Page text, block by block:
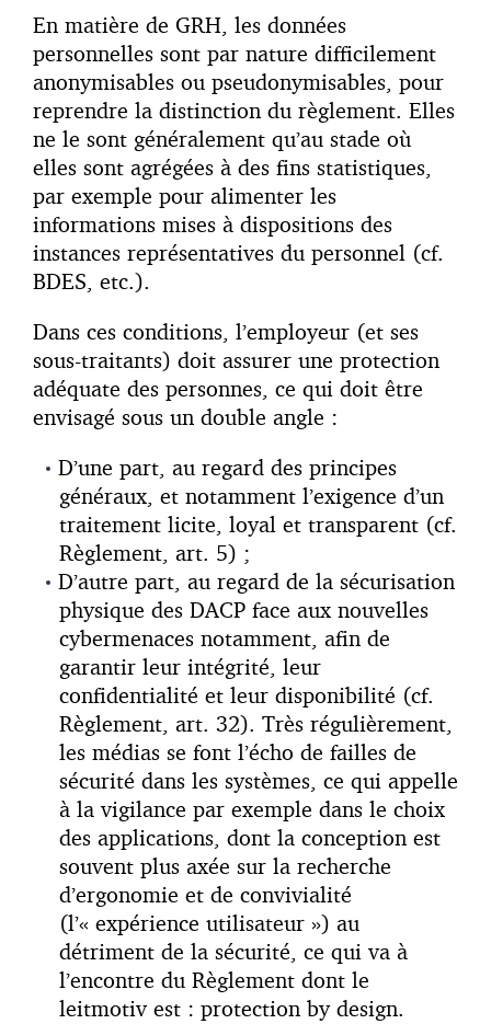
En matière de GRH, les données
personnelles sont par nature difficilement
anonymisables ou pseudonymisables, pour
reprendre la distinction du règlement. Elles
ne le sont généralement qu’au stade où
elles sont agrégées à des fins statistiques,
par exemple pour alimenter les
informations mises à dispositions des
instances représentatives du personnel (cf.
BDES, etc.).
Dans ces conditions, l’employeur (et ses
sous-traitants) doit assurer une protection
adéquate des personnes, ce qui doit être
envisagé sous un double angle :
D’une part, au regard des principes
généraux, et notamment l’exigence d’un
traitement licite, loyal et transparent (cf.
Règlement, art. 5) ;
D’autre part, au regard de la sécurisation
physique des DACP face aux nouvelles
cybermenaces notamment, afin de
garantir leur intégrité, leur
confidentialité et leur disponibilité (cf.
Règlement, art. 32). Très régulièrement,
les médias se font l’écho de failles de
sécurité dans les systèmes, ce qui appelle
à la vigilance par exemple dans le choix
des applications, dont la conception est
souvent plus axée sur la recherche
d’ergonomie et de convivialité
(l’« expérience utilisateur ») au
détriment de la sécurité, ce qui va à
l’encontre du Règlement dont le
leitmotiv est : protection by design.